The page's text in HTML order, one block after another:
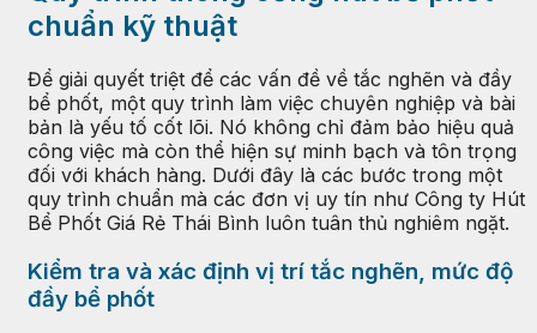
chuẩn kỹ thuật
Để giải quyết triệt để các vấn đề về tắc nghẽn và đầy
bể phốt, một quy trình làm việc chuyên nghiệp và bài
bản là yếu tố cốt lõi. Nó không chỉ đảm bảo hiệu quả
công việc mà còn thể hiện sự minh bạch và tôn trọng
đối với khách hàng. Dưới đây là các bước trong một
quy trình chuẩn mà các đơn vị uy tín như Công ty Hút
Bể Phốt Giá Rẻ Thái Bình luôn tuân thủ nghiêm ngặt.
Kiểm tra và xác định vị trí tắc nghẽn, mức độ
đầy bể phốt